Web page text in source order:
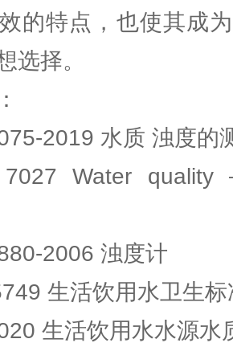
的特点，也使其成
选择。
2019 水质 浊度的
Water quality
2006 浊度计
生活饮用水卫生标
生活饮用水水源水